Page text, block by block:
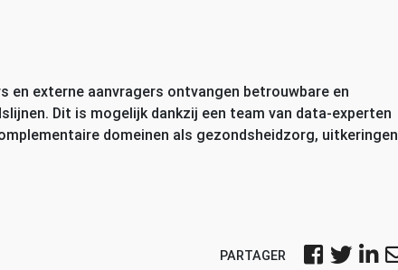
en externe aanvragers ontvangen betrouwbare en
Dit is mogelijk dankzij een team van data-experten
domeinen als gezondsheidzorg, uitkeringen
PARTAGER